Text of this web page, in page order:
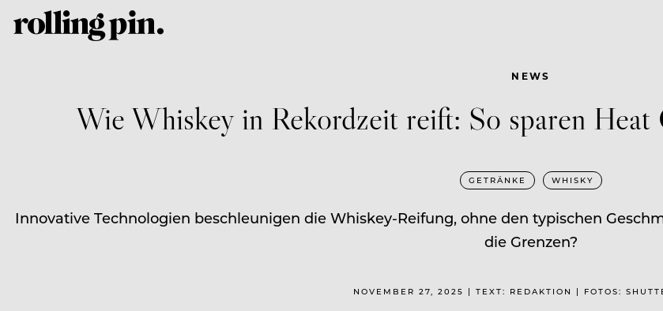
NEWS
Wie Whiskey in Rekordzeit reift: So sparen
GETRÄNKE WHISKY
Innovative Technologien beschleunigen die Whiskey-Reifung, ohne den typischen
die Grenzen?
NOVEMBER 27, 2025 | TEXT: REDAKTION | FOTOS: